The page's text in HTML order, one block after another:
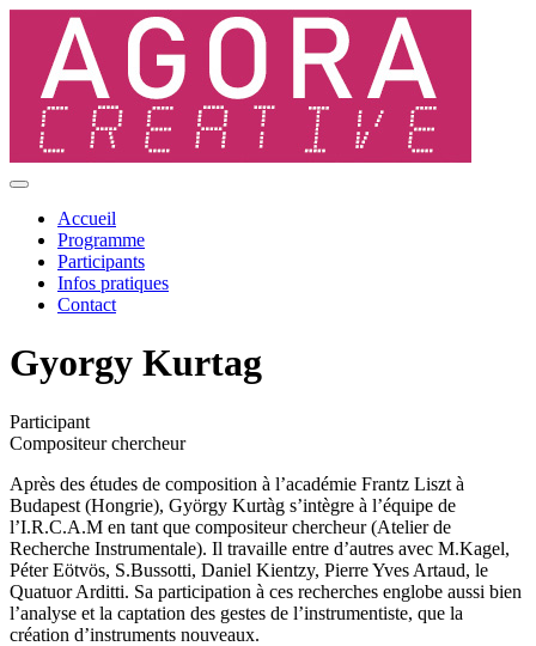
Accueil
Programme
Participants
Infos pratiques
Contact
Gyorgy Kurtag
Participant
Compositeur chercheur
Après des études de composition à l’académie Frantz Liszt à
Budapest (Hongrie), György Kurtàg s’intègre à l’équipe de
l’I.R.C.A.M en tant que compositeur chercheur (Atelier de
Recherche Instrumentale). Il travaille entre d’autres avec M.Kagel,
Péter Eötvös, S.Bussotti, Daniel Kientzy, Pierre Yves Artaud, le
Quatuor Arditti. Sa participation à ces recherches englobe aussi bien
l’analyse et la captation des gestes de l’instrumentiste, que la
création d’instruments nouveaux.